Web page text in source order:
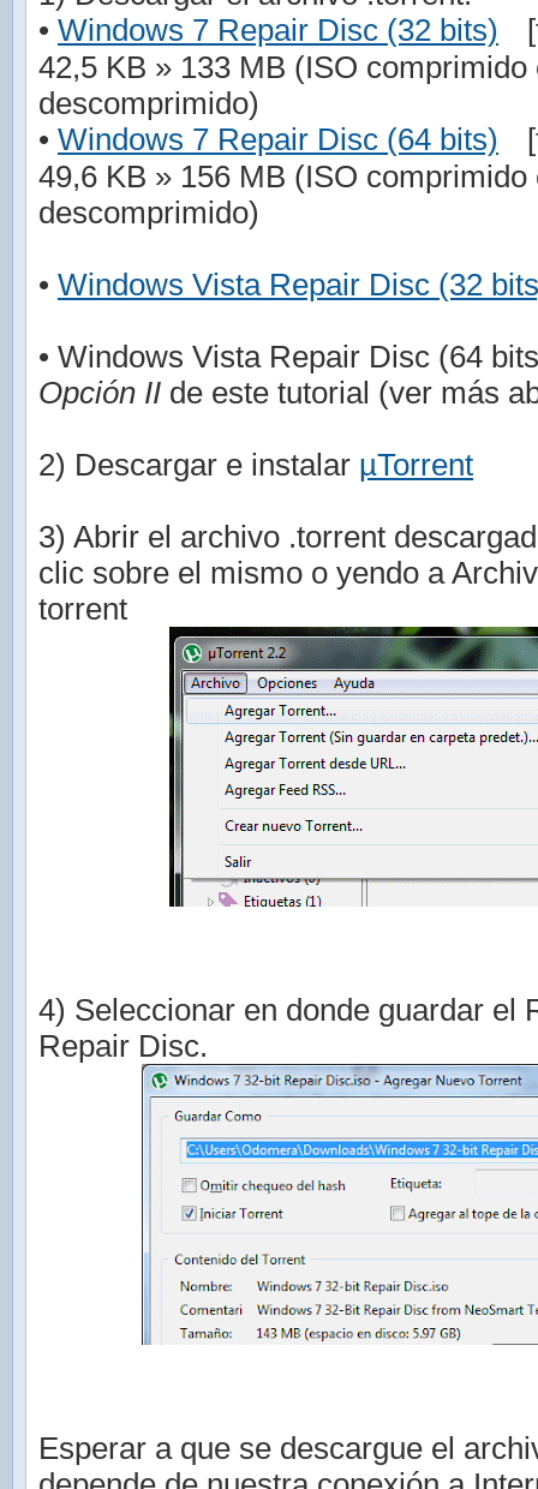
• Windows 7 Repair Disc (32 bits)
42,5 KB » 133 MB (ISO comprimido
descomprimido)
• Windows 7 Repair Disc (64 bits)
49,6 KB » 156 MB (ISO comprimido
descomprimido)
• Windows Vista Repair Disc (32
• Windows Vista Repair Disc (64
Opción II de este tutorial (ver más
2) Descargar e instalar µTorrent
3) Abrir el archivo .torrent
clic sobre el mismo o yendo a
torrent
4) Seleccionar en donde guardar el
Repair Disc.
Esperar a que se descargue el